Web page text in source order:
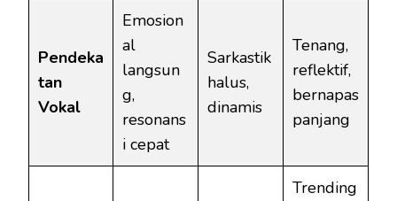
Pendeka
tan
Vokal
Emosion
al
langsun
g,
resonans
i cepat
Sarkastik
halus,
dinamis
Tenang,
reflektif,
bernapas
panjang
Trending